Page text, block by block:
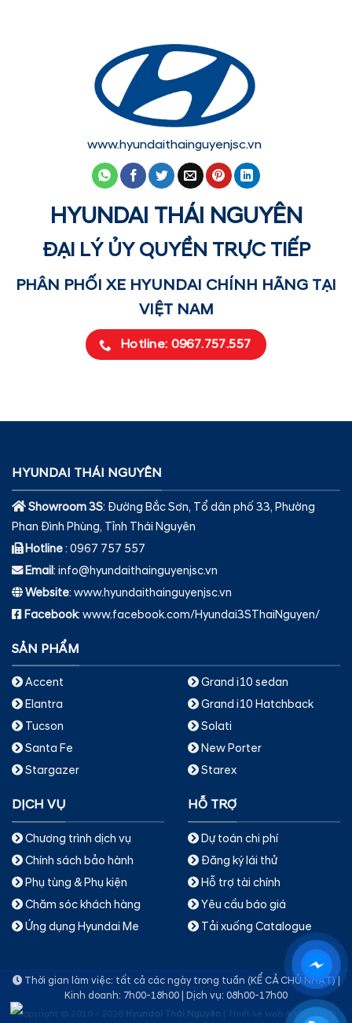
www.hyundaithainguyenjsc.vn
HYUNDAI THÁI NGUYÊN
ĐẠI LÝ ỦY QUYỀN TRỰC TIẾP
PHÂN PHỐI XE HYUNDAI CHÍNH HÃNG TẠI
VIỆT NAM
Hotline: 0967.757.557
HYUNDAI THÁI NGUYÊN
Showroom 3S: Đường Bắc Sơn, Tổ dân phố 33, Phường
Phan Đình Phùng, Tỉnh Thái Nguyên
Hotline: 0967 757 557
Email: info@hyundaithainguyenjsc.vn
Website: www.hyundaithainguyenjsc.vn
Facebook: www.facebook.com/Hyundai3SThaiNguyen/
SẢN PHẨM
Accent
Elantra
Tucson
Santa Fe
Stargazer
Grand i10 sedan
Grand i10 Hatchback
Solati
New Porter
Starex
DỊCH VỤ
Chương trình dịch vụ
Chính sách bảo hành
Phụ tùng & Phụ kiện
Chăm sóc khách hàng
Ứng dụng Hyundai Me
HỖ TRỢ
Dự toán chi phí
Đăng ký lái thử
Hỗ trợ tài chính
Yêu cầu báo giá
Tải xuống Catalogue
Thời gian làm việc: tất cả các ngày trong tuần (KỂ CẢ CHỦ NHẬT) |
Kinh doanh: 7h00-18h00 | Dịch vụ: 08h00-17h00
Copyright © 2010 - 2026 Hyundai Thái Nguyên
Thiết kế web & Vận hành